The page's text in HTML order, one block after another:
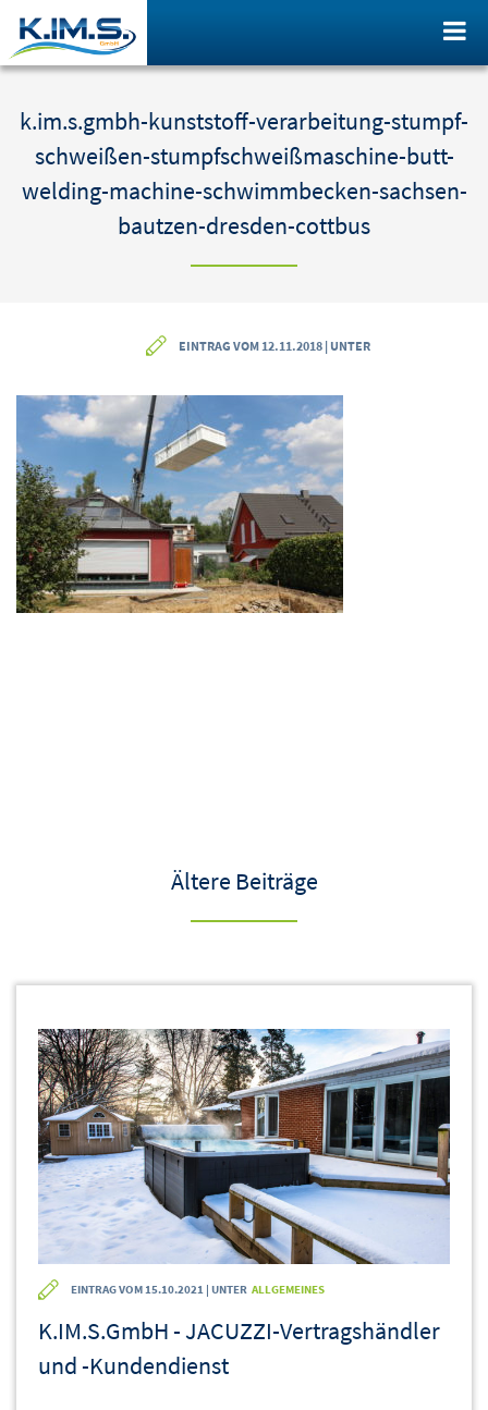
k.im.s.gmbh-kunststoff-verarbeitung-stumpf-
schweißen-stumpfschweißmaschine-butt-
welding-machine-schwimmbecken-sachsen-
bautzen-dresden-cottbus
EINTRAG VOM 12.11.2018 | UNTER
Ältere Beiträge
EINTRAG VOM 15.10.2021 | UNTER ALLGEMEINES
K.IM.S.GmbH - JACUZZI-Vertragshändler
und -Kundendienst